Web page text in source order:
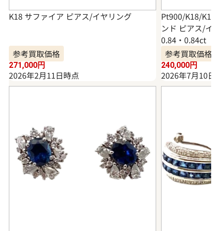
K18 サファイア ピアス/イヤリング
参考買取価格
271,000円
2026年2月11日時点
Pt900/K18/
ンド ピアス/イ
0.84・0.84ct
参考買取価格
240,000円
2026年7月10日